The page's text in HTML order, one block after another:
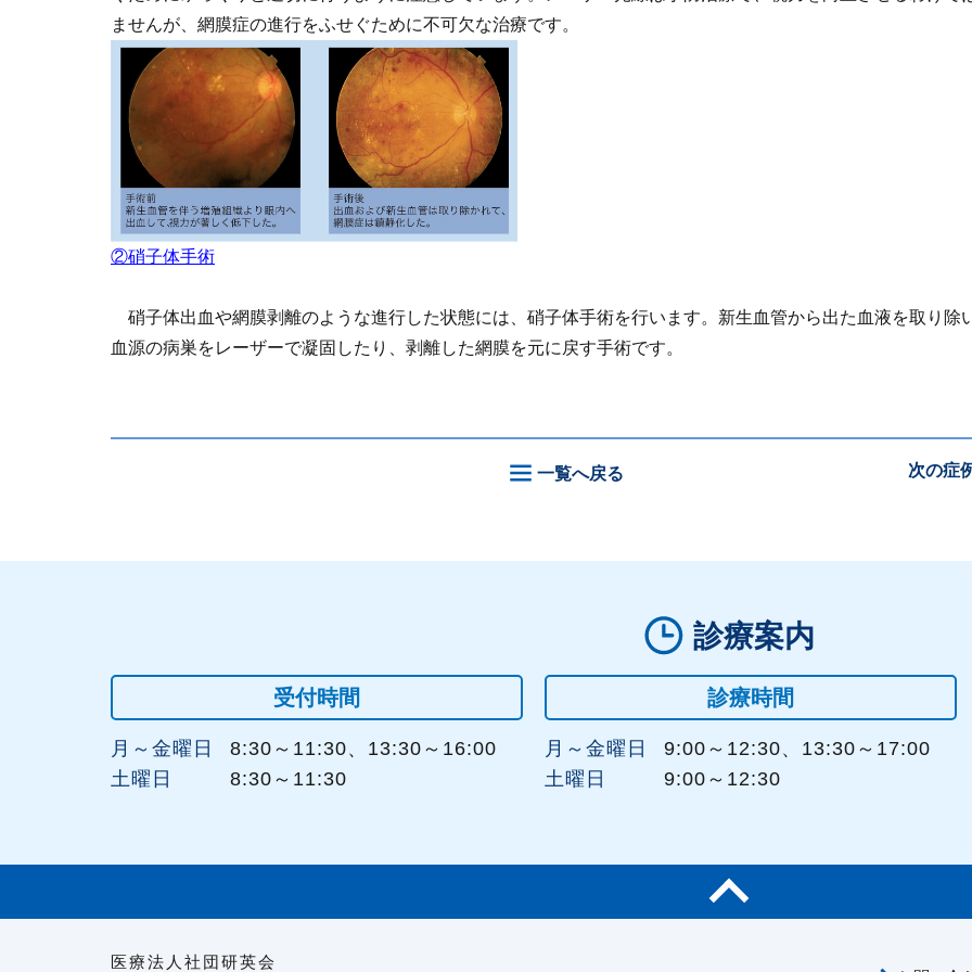
ませんが、網膜症の進行をふせぐために不可欠な治療です。
②硝子体手術
硝子体出血や網膜剥離のような進行した状態には、硝子体手術を行います。新生血管から出た血液を取り除
血源の病巣をレーザーで凝固したり、剥離した網膜を元に戻す手術です。
一覧へ戻る 次の症
診療案内
受付時間
月～金曜日
8:30～11:30、13:30～16:00
土曜日
8:30～11:30
診療時間
月～金曜日
9:00～12:30、13:30～17:00
土曜日
9:00～12:30
医療法人社団研英会